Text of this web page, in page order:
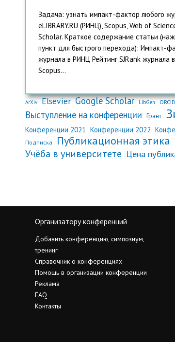
Задача: узнать импакт-фактор любого
eLIBRARY.RU (РИНЦ), Scopus, Web of
Scholar. Краткое содержание статьи
пункт для быстрого перехода): Импакт-
журнала в РИНЦ Рейтинг SJRank журнала в
Scopus...
ArXiv Elsevier Google Scholar LibGen ORCID
Выступление на конференции Грант
Конференции 2021 Конференции 2022
Подписка Публикационная этика
Учёба в университете Цена
Организатору конференций
Добавить конференцию, симпозиум,
тренинг
Справочник о конференциях
Помощь в организации конференции
Реклама
FAQ
Контакты